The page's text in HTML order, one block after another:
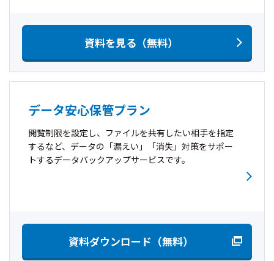
資料を見る（無料）
データ安心保管プラン
閲覧制限を設定し、ファイルを共有したい相手を指定
するなど、データの「漏えい」「消失」対策をサポー
トするデータバックアップサービスです。
資料ダウンロード（無料）